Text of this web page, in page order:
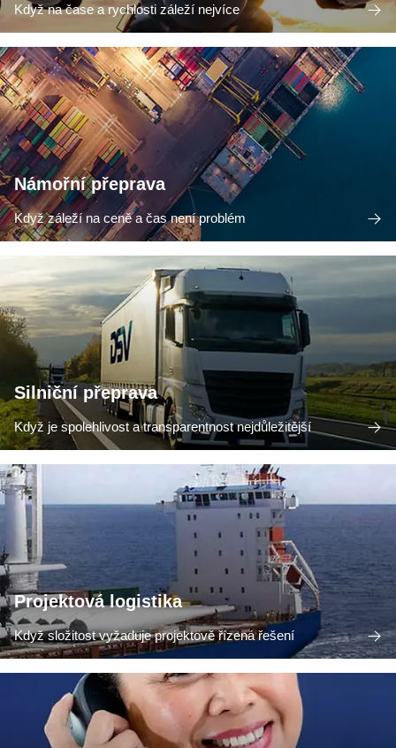
Když na čase a rychlosti záleží nejvíce
Námořní přeprava
Když záleží na ceně a čas není problém
Silniční přeprava
Když je spolehlivost a transparentnost nejdůležitější
Projektová logistika
Když složitost vyžaduje projektově řízená řešení